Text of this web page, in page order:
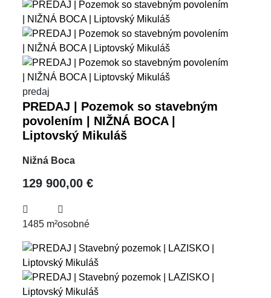
predaj
PREDAJ | Pozemok so stavebným
povolením | NIŽNÁ BOCA |
Liptovský Mikuláš
Nižná Boca
129 900,00 €
1485 m²osobné